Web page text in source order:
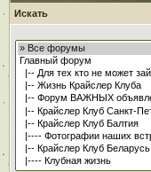
Искать